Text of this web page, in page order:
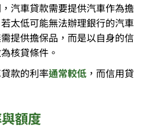
汽車貸款需要提供汽車作為擔
太低可能無法辦理銀行的汽車
提供擔保品，而是以自身的信
核貸條件。
款的利率通常較低，而信用貸
額度